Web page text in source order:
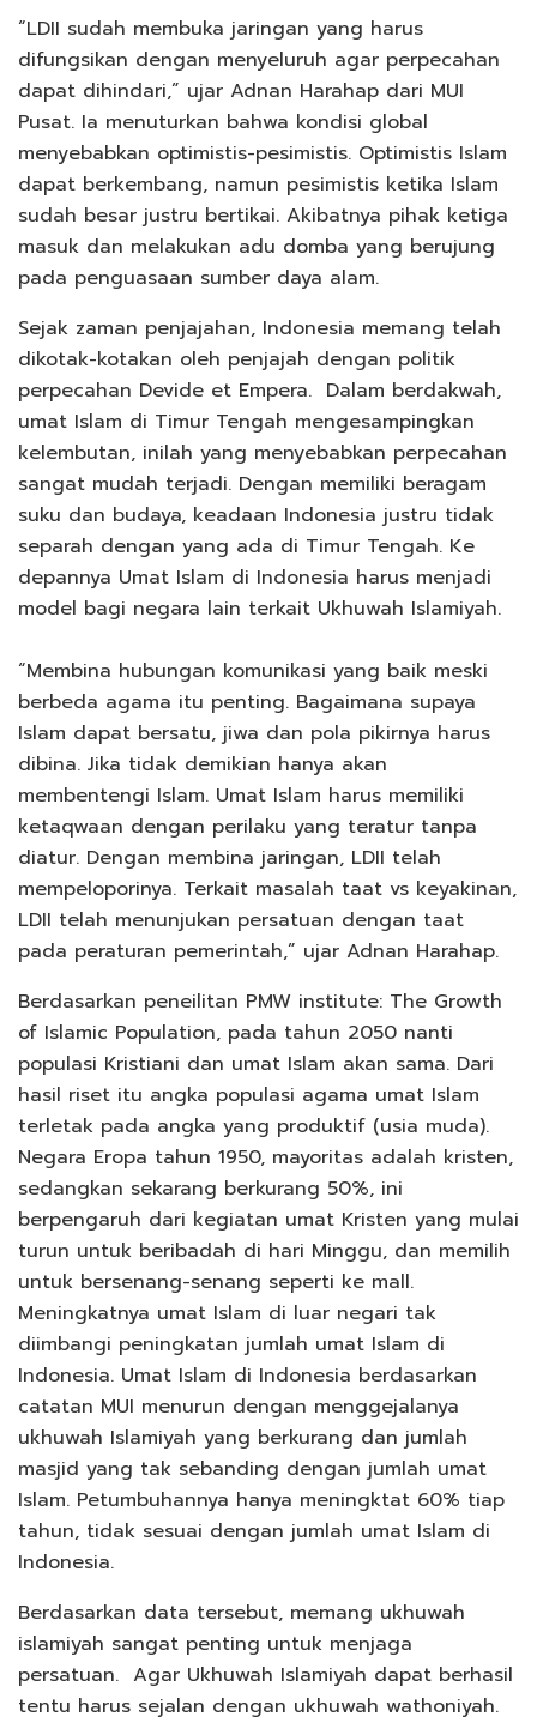
“LDII sudah membuka jaringan yang harus
difungsikan dengan menyeluruh agar perpecahan
dapat dihindari,” ujar Adnan Harahap dari MUI
Pusat. Ia menuturkan bahwa kondisi global
menyebabkan optimistis-pesimistis. Optimistis Islam
dapat berkembang, namun pesimistis ketika Islam
sudah besar justru bertikai. Akibatnya pihak ketiga
masuk dan melakukan adu domba yang berujung
pada penguasaan sumber daya alam.
Sejak zaman penjajahan, Indonesia memang telah
dikotak-kotakan oleh penjajah dengan politik
perpecahan Devide et Empera. Dalam berdakwah,
umat Islam di Timur Tengah mengesampingkan
kelembutan, inilah yang menyebabkan perpecahan
sangat mudah terjadi. Dengan memiliki beragam
suku dan budaya, keadaan Indonesia justru tidak
separah dengan yang ada di Timur Tengah. Ke
depannya Umat Islam di Indonesia harus menjadi
model bagi negara lain terkait Ukhuwah Islamiyah.
“Membina hubungan komunikasi yang baik meski
berbeda agama itu penting. Bagaimana supaya
Islam dapat bersatu, jiwa dan pola pikirnya harus
dibina. Jika tidak demikian hanya akan
membentengi Islam. Umat Islam harus memiliki
ketaqwaan dengan perilaku yang teratur tanpa
diatur. Dengan membina jaringan, LDII telah
mempeloporinya. Terkait masalah taat vs keyakinan,
LDII telah menunjukan persatuan dengan taat
pada peraturan pemerintah,” ujar Adnan Harahap.
Berdasarkan peneilitan PMW institute: The Growth
of Islamic Population, pada tahun 2050 nanti
populasi Kristiani dan umat Islam akan sama. Dari
hasil riset itu angka populasi agama umat Islam
terletak pada angka yang produktif (usia muda).
Negara Eropa tahun 1950, mayoritas adalah kristen,
sedangkan sekarang berkurang 50%, ini
berpengaruh dari kegiatan umat Kristen yang mulai
turun untuk beribadah di hari Minggu, dan memilih
untuk bersenang-senang seperti ke mall.
Meningkatnya umat Islam di luar negari tak
diimbangi peningkatan jumlah umat Islam di
Indonesia. Umat Islam di Indonesia berdasarkan
catatan MUI menurun dengan menggejalanya
ukhuwah Islamiyah yang berkurang dan jumlah
masjid yang tak sebanding dengan jumlah umat
Islam. Petumbuhannya hanya meningktat 60% tiap
tahun, tidak sesuai dengan jumlah umat Islam di
Indonesia.
Berdasarkan data tersebut, memang ukhuwah
islamiyah sangat penting untuk menjaga
persatuan. Agar Ukhuwah Islamiyah dapat berhasil
tentu harus sejalan dengan ukhuwah wathoniyah.